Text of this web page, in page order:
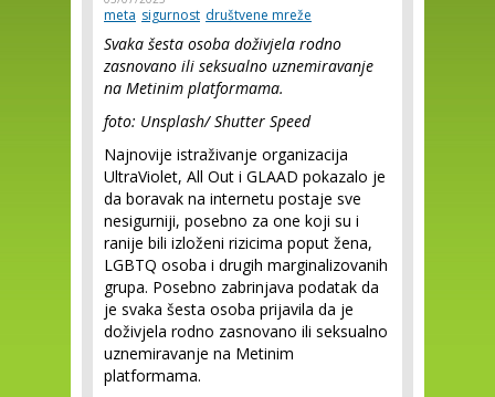
meta sigurnost društvene mreže
Svaka šesta osoba doživjela rodno
zasnovano ili seksualno uznemiravanje
na Metinim platformama.
foto: Unsplash/ Shutter Speed
Najnovije istraživanje organizacija
UltraViolet, All Out i GLAAD pokazalo je
da boravak na internetu postaje sve
nesigurniji, posebno za one koji su i
ranije bili izloženi rizicima poput žena,
LGBTQ osoba i drugih marginalizovanih
grupa. Posebno zabrinjava podatak da
je svaka šesta osoba prijavila da je
doživjela rodno zasnovano ili seksualno
uznemiravanje na Metinim
platformama.